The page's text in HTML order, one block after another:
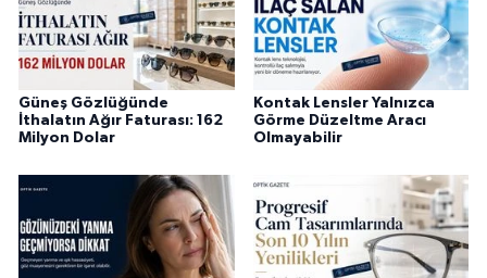
Güneş Gözlüğünde
İthalatın Ağır Faturası: 162
Milyon Dolar
Kontak Lensler Yalnızca
Görme Düzeltme Aracı
Olmayabilir